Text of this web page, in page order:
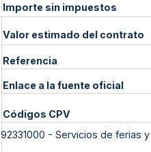
Importe sin impuestos
Valor estimado del contrato
Referencia
Enlace a la fuente oficial
Códigos CPV
92331000 - Servicios de ferias